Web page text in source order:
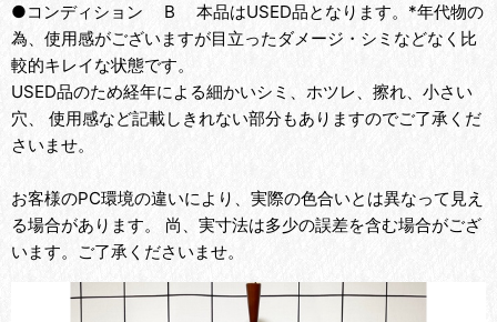
●コンディション B 本品はUSED品となります。*年代物の
為、使用感がございますが目立ったダメージ・シミなどなく比
較的キレイな状態です。
USED品のため経年による細かいシミ、ホツレ、擦れ、小さい
穴、 使用感など記載しきれない部分もありますのでご了承くだ
さいませ。
お客様のPC環境の違いにより、実際の色合いとは異なって見え
る場合があります。 尚、実寸法は多少の誤差を含む場合がござ
います。ご了承くださいませ。